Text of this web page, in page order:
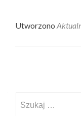
Utworzono